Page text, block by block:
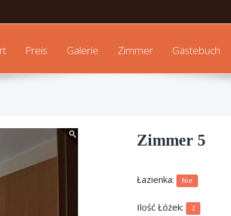
Preis Galerie Zimmer Gästebuch
Zimmer 5
Łazienka: Nie
Ilość Łóżek: 2